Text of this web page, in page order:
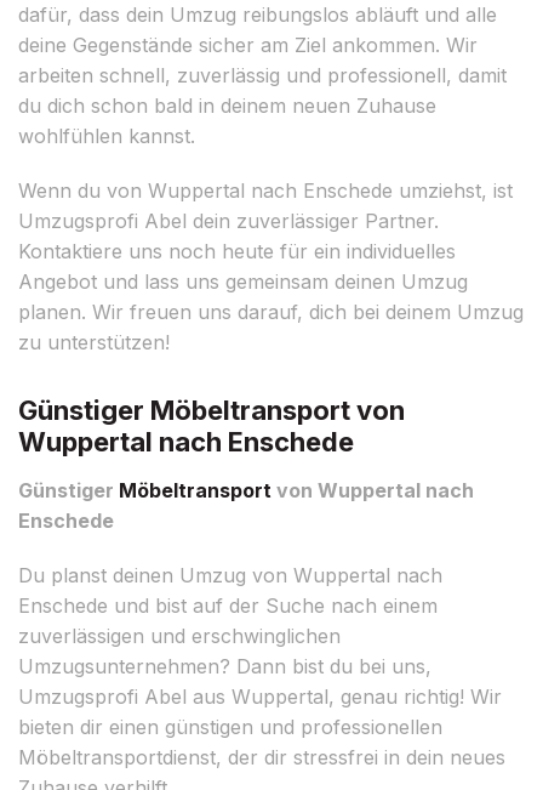
dafür, dass dein Umzug reibungslos abläuft und alle
deine Gegenstände sicher am Ziel ankommen. Wir
arbeiten schnell, zuverlässig und professionell, damit
du dich schon bald in deinem neuen Zuhause
wohlfühlen kannst.
Wenn du von Wuppertal nach Enschede umziehst, ist
Umzugsprofi Abel dein zuverlässiger Partner.
Kontaktiere uns noch heute für ein individuelles
Angebot und lass uns gemeinsam deinen Umzug
planen. Wir freuen uns darauf, dich bei deinem Umzug
zu unterstützen!
Günstiger Möbeltransport von
Wuppertal nach Enschede
Günstiger Möbeltransport von Wuppertal nach
Enschede
Du planst deinen Umzug von Wuppertal nach
Enschede und bist auf der Suche nach einem
zuverlässigen und erschwinglichen
Umzugsunternehmen? Dann bist du bei uns,
Umzugsprofi Abel aus Wuppertal, genau richtig! Wir
bieten dir einen günstigen und professionellen
Möbeltransportdienst, der dir stressfrei in dein neues